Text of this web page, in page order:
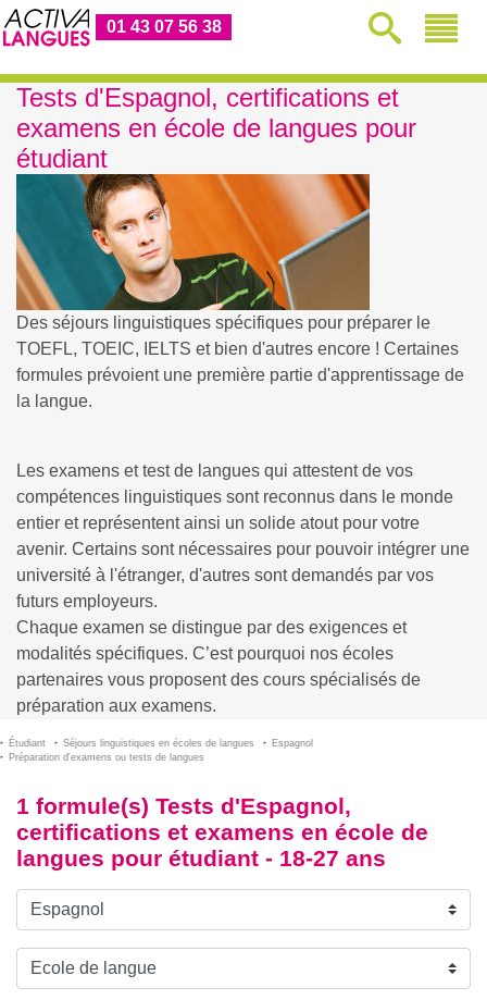
01 43 07 56 38
Tests d'Espagnol, certifications et
examens en école de langues pour
étudiant
Des séjours linguistiques spécifiques pour préparer le
TOEFL, TOEIC, IELTS et bien d'autres encore ! Certaines
formules prévoient une première partie d'apprentissage de
la langue.
Les examens et test de langues qui attestent de vos
compétences linguistiques sont reconnus dans le monde
entier et représentent ainsi un solide atout pour votre
avenir. Certains sont nécessaires pour pouvoir intégrer une
université à l'étranger, d'autres sont demandés par vos
futurs employeurs.
Chaque examen se distingue par des exigences et
modalités spécifiques. C’est pourquoi nos écoles
partenaires vous proposent des cours spécialisés de
préparation aux examens.
Étudiant Séjours linguistiques en écoles de langues
Espagnol
Préparation d'examens ou tests de langues
1 formule(s) Tests d'Espagnol,
certifications et examens en école de
langues pour étudiant - 18-27 ans